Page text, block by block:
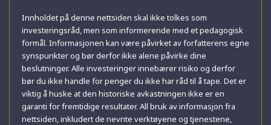
Innholdet på denne nettsiden skal ikke tolkes som
investeringsråd, men som informerende med et pedagogisk
formål. Informasjonen kan være påvirket av forfatterens egne
synspunkter og bør derfor ikke alene påvirke dine
beslutninger. Alle investeringer innebærer risiko og derfor
bør du ikke handle for penger du ikke har råd til å tape. Det er
viktig å huske at den historiske avkastningen ikke er en
garanti for fremtidige resultater. All bruk av informasjon fra
nettsiden, inkludert de nevnte verktøyene og tjenestene,